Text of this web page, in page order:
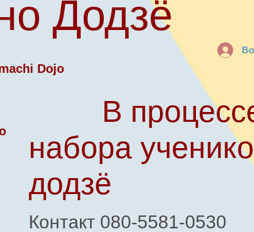
Додзё
В
набора
додзё
Контакт 080-5581-0530
Dojo